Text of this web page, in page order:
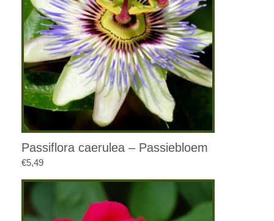
Passiflora caerulea – Passiebloem
€5,49